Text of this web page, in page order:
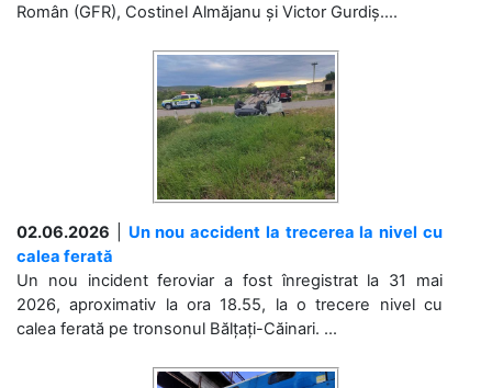
Român (GFR), Costinel Almăjanu și Victor Gurdiș....
02.06.2026
Un nou accident la trecerea la nivel cu
calea ferată
Un nou incident feroviar a fost înregistrat la 31 mai
2026, aproximativ la ora 18.55, la o trecere nivel cu
calea ferată pe tronsonul Bălțați-Căinari. ...